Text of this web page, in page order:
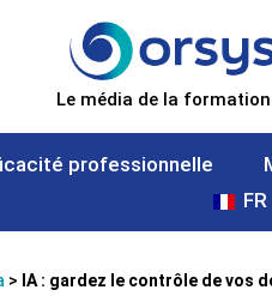
Le média de la
professionnelle
FR
> IA : gardez le contrôle de vos